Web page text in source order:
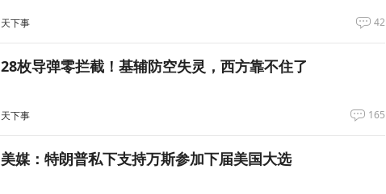
天下事 42
28枚导弹零拦截！基辅防空失灵，西方靠不住了
天下事 165
美媒：特朗普私下支持万斯参加下届美国大选